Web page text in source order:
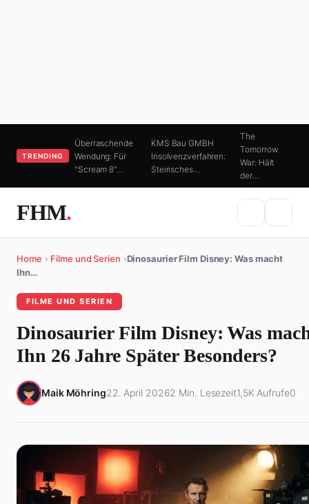
TRENDING
Überraschende
Wendung: Für
"Scream 8"…
KMS Bau GMBH
Insolvenzverfahren:
Steirisches…
The
Tomorrow
War: Hält
der…
FHM.
Home › Filme und Serien ›Dinosaurier Film Disney: Was macht
Ihn…
FILME UND SERIEN
Dinosaurier Film Disney: Was
Ihn 26 Jahre Später Besonders?
Maik Möhring22. April 20262 Min. Lesezeit1,5K Aufrufe0